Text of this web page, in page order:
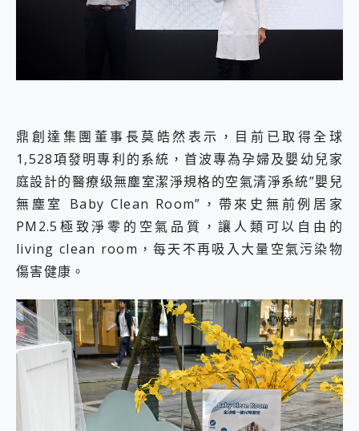
鼎創達集團董事長莫皓然表示，目前已取得全球
1,528項發明專利的系統，首波專為孕婦及嬰幼兒家
庭設計的醫療级無塵室潔淨規格的空氣清淨系統”嬰兒
無塵室 Baby Clean Room”，帶來史無前例居家
PM2.5極致淨零的空氣品質，讓人類可以自由的
living clean room，每天不再吸入大量空氣污染物
傷害健康。